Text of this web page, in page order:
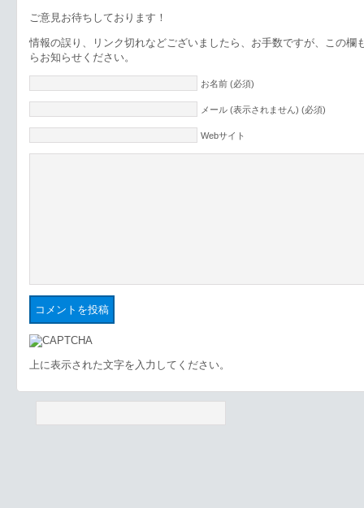
ご意見お待ちしております！
情報の誤り、リンク切れなどございましたら、お手数ですが、この欄
らお知らせください。
お名前 (必須)
メール (表示されません) (必須)
Webサイト
上に表示された文字を入力してください。